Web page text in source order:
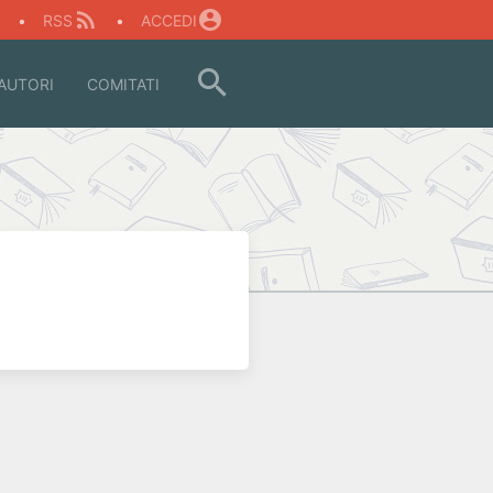
• RSS • ACCEDI
COMITATI